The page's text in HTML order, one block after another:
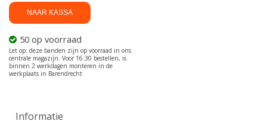
NAAR KASSA
50 op voorraad
Informatie